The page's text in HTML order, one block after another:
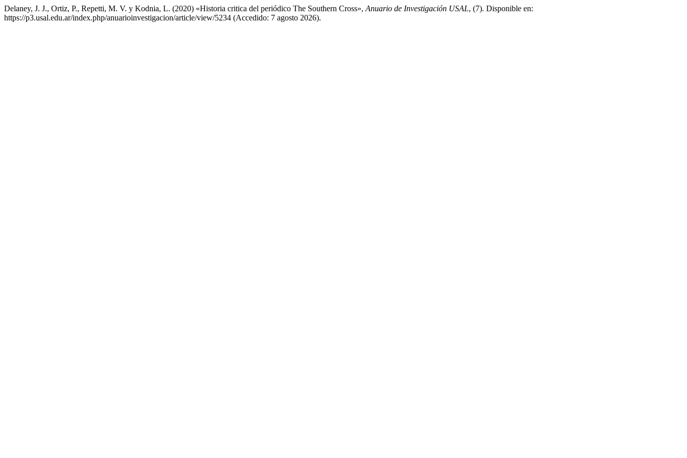
Delaney, J. J., Ortiz, P., Repetti, M. V. y Kodnia, L. (2020) «Historia critica del periódico The Southern Cross», Anuario de Investigación USAL, (7). Disponible en:
https://p3.usal.edu.ar/index.php/anuarioinvestigacion/article/view/5234 (Accedido: 7 agosto 2026).